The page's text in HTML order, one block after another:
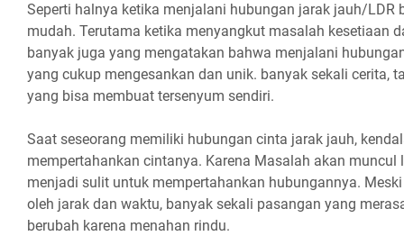
Seperti halnya ketika menjalani hubungan jarak jauh/LDR
mudah. Terutama ketika menyangkut masalah kesetiaan
banyak juga yang mengatakan bahwa menjalani
yang cukup mengesankan dan unik. banyak sekali cerita,
yang bisa membuat tersenyum sendiri.
Saat seseorang memiliki hubungan cinta jarak jauh,
mempertahankan cintanya. Karena Masalah akan muncul
menjadi sulit untuk mempertahankan hubungannya.
oleh jarak dan waktu, banyak sekali pasangan yang
berubah karena menahan rindu.